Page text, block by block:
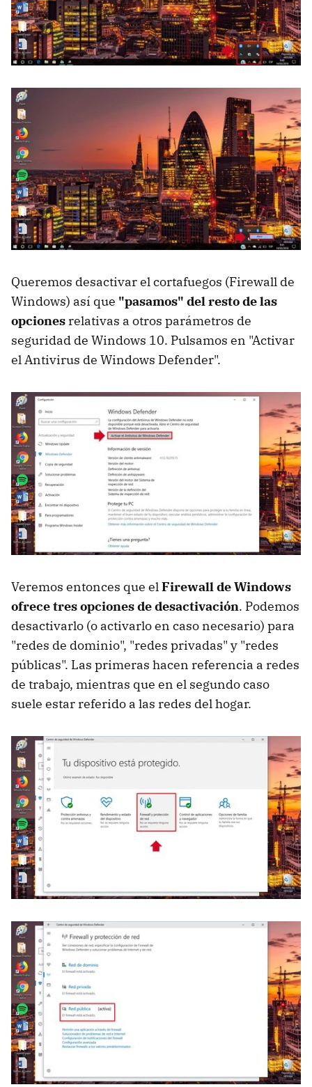
Queremos desactivar el cortafuegos (Firewall de
Windows) así que "pasamos" del resto de las
opciones relativas a otros parámetros de
seguridad de Windows 10. Pulsamos en "Activar
el Antivirus de Windows Defender".
Veremos entonces que elFirewall de Windows
ofrece tres opciones de desactivación. Podemos
desactivarlo (o activarlo en caso necesario) para
"redes de dominio", "redes privadas" y "redes
públicas". Las primeras hacen referencia a redes
de trabajo, mientras que en el segundo caso
suele estar referido a las redes del hogar.